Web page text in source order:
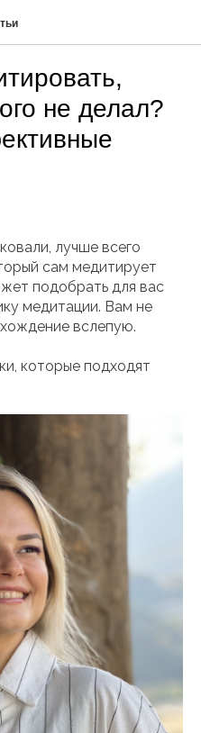
не делал?
лучше всего
сам медитирует
подобрать для вас
медитации. Вам не
вслепую.
которые подходят